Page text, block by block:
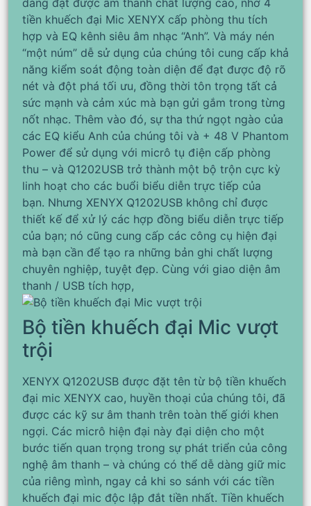
tiền khuếch đại Mic XENYX cấp phòng thu tích
hợp và EQ kênh siêu âm nhạc “Anh”. Và máy nén
“một núm” dễ sử dụng của chúng tôi cung cấp khả
năng kiểm soát động toàn diện để đạt được độ rõ
nét và đột phá tối ưu, đồng thời tôn trọng tất cả
sức mạnh và cảm xúc mà bạn gửi gắm trong từng
nốt nhạc. Thêm vào đó, sự tha thứ ngọt ngào của
các EQ kiểu Anh của chúng tôi và + 48 V Phantom
Power để sử dụng với micrô tụ điện cấp phòng
thu – và Q1202USB trở thành một bộ trộn cực kỳ
linh hoạt cho các buổi biểu diễn trực tiếp của
bạn. Nhưng XENYX Q1202USB không chỉ được
thiết kế để xử lý các hợp đồng biểu diễn trực tiếp
của bạn; nó cũng cung cấp các công cụ hiện đại
mà bạn cần để tạo ra những bản ghi chất lượng
chuyên nghiệp, tuyệt đẹp. Cùng với giao diện âm
thanh / USB tích hợp,
Bộ tiền khuếch đại Mic vượt
trội
XENYX Q1202USB được đặt tên từ bộ tiền khuếch
đại mic XENYX cao, huyền thoại của chúng tôi, đã
được các kỹ sư âm thanh trên toàn thế giới khen
ngợi. Các micrô hiện đại này đại diện cho một
bước tiến quan trọng trong sự phát triển của công
nghệ âm thanh – và chúng có thể dễ dàng giữ mic
của riêng mình, ngay cả khi so sánh với các tiền
khuếch đại mic độc lập đắt tiền nhất. Tiền khuếch